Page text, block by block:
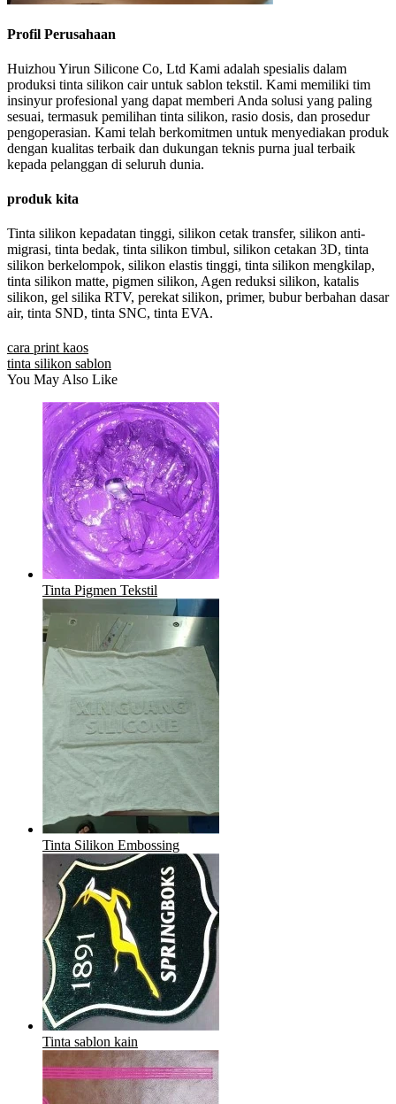
Profil Perusahaan
Huizhou Yirun Silicone Co, Ltd Kami adalah spesialis dalam
produksi tinta silikon cair untuk sablon tekstil. Kami memiliki tim
insinyur profesional yang dapat memberi Anda solusi yang paling
sesuai, termasuk pemilihan tinta silikon, rasio dosis, dan prosedur
pengoperasian. Kami telah berkomitmen untuk menyediakan produk
dengan kualitas terbaik dan dukungan teknis purna jual terbaik
kepada pelanggan di seluruh dunia.
produk kita
Tinta silikon kepadatan tinggi, silikon cetak transfer, silikon anti-
migrasi, tinta bedak, tinta silikon timbul, silikon cetakan 3D, tinta
silikon berkelompok, silikon elastis tinggi, tinta silikon mengkilap,
tinta silikon matte, pigmen silikon, Agen reduksi silikon, katalis
silikon, gel silika RTV, perekat silikon, primer, bubur berbahan dasar
air, tinta SND, tinta SNC, tinta EVA.
cara print kaos
tinta silikon sablon
You May Also Like
Tinta Pigmen Tekstil
Tinta Silikon Embossing
Tinta sablon kain